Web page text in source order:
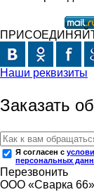
Наши реквизиты
Заказать
Я согласен с
персональных
Перезвонить
ООО «Сварка 66»